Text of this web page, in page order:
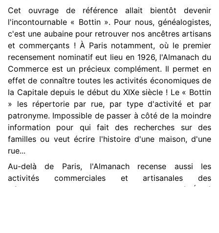
Cet ouvrage de référence allait bientôt devenir
l'incontournable « Bottin ». Pour nous, généalogistes,
c'est une aubaine pour retrouver nos ancêtres artisans
et commerçants ! À Paris notamment, où le premier
recensement nominatif eut lieu en 1926, l'Almanach du
Commerce est un précieux complément. Il permet en
effet de connaître toutes les activités économiques de
la Capitale depuis le début du XIXe siècle ! Le « Bottin
» les répertorie par rue, par type d'activité et par
patronyme. Impossible de passer à côté de la moindre
information pour qui fait des recherches sur des
familles ou veut écrire l'histoire d'une maison, d'une
rue...
Au-delà de Paris, l'Almanach recense aussi les
activités commerciales et artisanales des
départements de toute la France, par activité. Édité